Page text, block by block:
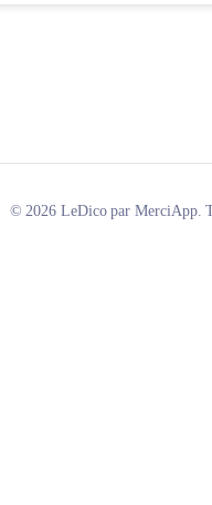
© 2026 LeDico par MerciApp.